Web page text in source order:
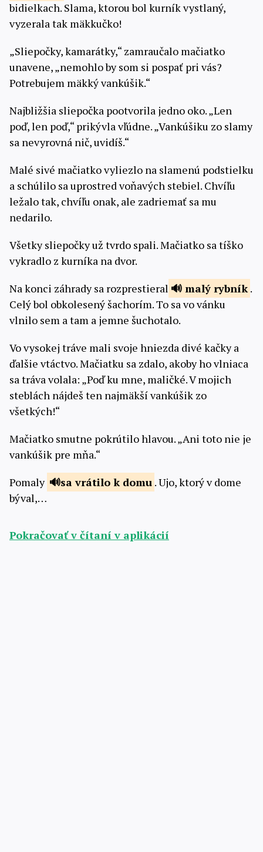
bidielkach. Slama, ktorou bol kurník vystlaný,
vyzerala tak mäkkučko!
„Sliepočky, kamarátky,“ zamraučalo mačiatko
unavene, „nemohlo by som si pospať pri vás?
Potrebujem mäkký vankúšik.“
Najbližšia sliepočka pootvorila jedno oko. „Len
poď, len poď,“ prikývla vľúdne. „Vankúšiku zo slamy
sa nevyrovná nič, uvidíš.“
Malé sivé mačiatko vyliezlo na slamenú podstielku
a schúlilo sa uprostred voňavých stebiel. Chvíľu
ležalo tak, chvíľu onak, ale zadriemať sa mu
nedarilo.
Všetky sliepočky už tvrdo spali. Mačiatko sa tíško
vykradlo z kurníka na dvor.
Na konci záhrady sa rozprestieral
malý rybník .
Celý bol obkolesený šachorím. To sa vo vánku
vlnilo sem a tam a jemne šuchotalo.
Vo vysokej tráve mali svoje hniezda divé kačky a
ďalšie vtáctvo. Mačiatku sa zdalo, akoby ho vlniaca
sa tráva volala: „Poď ku mne, maličké. V mojich
steblách nájdeš ten najmäkší vankúšik zo
všetkých!“
Mačiatko smutne pokrútilo hlavou. „Ani toto nie je
vankúšik pre mňa.“
Pomaly
sa vrátilo k domu . Ujo, ktorý v dome
býval,…
Pokračovať v čítaní v aplikácií